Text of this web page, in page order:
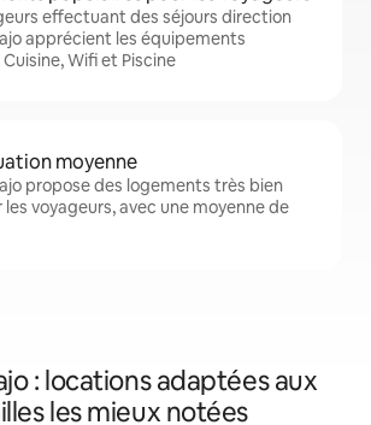
effectuant des séjours direction
apprécient les équipements
Wifi et Piscine
moyenne
propose des logements très bien
les voyageurs, avec une moyenne de
: locations adaptées aux
les mieux notées